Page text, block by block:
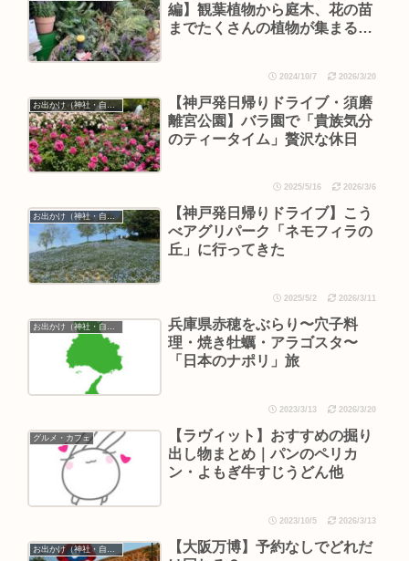
編】観葉植物から庭木、花の苗
までたくさんの植物が集まるお
2024/10/7 2026/3/20
お出かけ（神社・自然・旅）
【神戸発日帰りドライブ・須磨
離宮公園】バラ園で「貴族気分
のティータイム」贅沢な休日
2025/5/16 2026/3/6
お出かけ（神社・自然・旅）
【神戸発日帰りドライブ】こう
べアグリパーク「ネモフィラの
丘」に行ってきた
2025/5/2 2026/3/11
お出かけ（神社・自然・旅）
兵庫県赤穂をぶらり〜穴子料
理・焼き牡蠣・アラゴスタ〜
「日本のナポリ」旅
2023/3/13 2026/3/20
グルメ・カフェ
【ラヴィット】おすすめの掘り
出し物まとめ｜パンのペリカ
ン・よもぎ牛すじうどん他
2023/10/5 2026/3/13
【大阪万博】予約なしでどれだ